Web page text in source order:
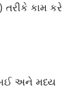
તરીકે કામ કરે
અને મધ્ય